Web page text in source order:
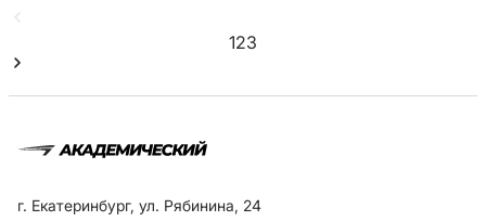
123
г. Екатеринбург, ул. Рябинина, 24